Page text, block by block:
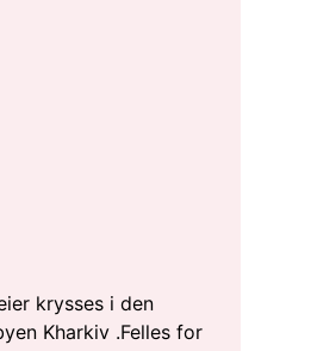
krysses i den
Kharkiv .Felles for